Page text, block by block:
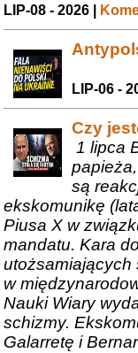
LIP-08 - 2026 |
LIP-06 -
Czy
1 lipca
są
ekskomunikę
Piusa X w
mandatu. Kara
utożsamiających
w
Nauki Wiary
schizmy.
Galarretę i